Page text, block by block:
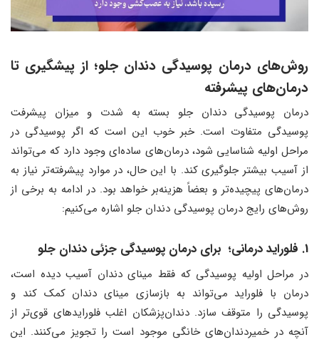
روش‌های درمان پوسیدگی دندان جلو؛ از پیشگیری تا
درمان‌های پیشرفته
درمان پوسیدگی دندان جلو بسته به شدت و میزان پیشرفت
پوسیدگی متفاوت است. خبر خوب این است که اگر پوسیدگی در
مراحل اولیه شناسایی شود، درمان‌های ساده‌ای وجود دارد که می‌تواند
از آسیب بیشتر جلوگیری کند. با این حال، در موارد پیشرفته‌تر نیاز به
درمان‌های پیچیده‌تر و بعضاً هزینه‌بر خواهد بود. در ادامه به برخی از
روش‌های رایج درمان پوسیدگی دندان جلو اشاره می‌کنیم:
1. فلوراید درمانی؛ برای درمان پوسیدگی جزئی دندان جلو
در مراحل اولیه پوسیدگی که فقط مینای دندان آسیب دیده است،
درمان با فلوراید می‌تواند به بازسازی مینای دندان کمک کند و
پوسیدگی را متوقف سازد. دندان‌پزشکان اغلب فلورایدهای قوی‌تر از
آنچه در خمیردندان‌های خانگی موجود است را تجویز می‌کنند. این